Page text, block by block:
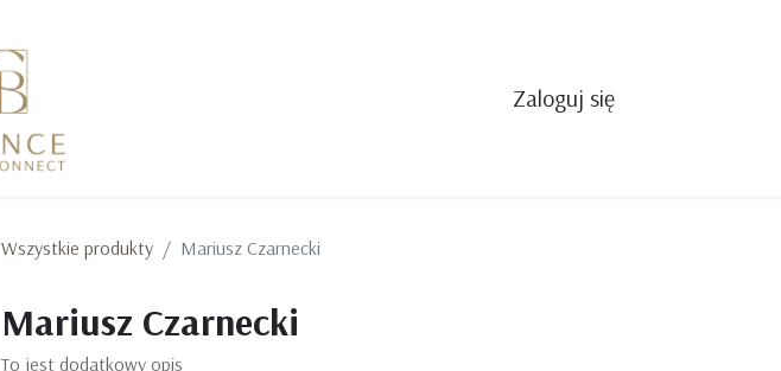
Zaloguj się
Wszystkie produkty Mariusz Czarnecki
Mariusz Czarnecki
To jest dodatkowy opis